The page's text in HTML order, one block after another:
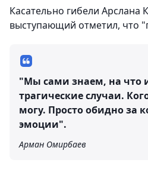
Касательно гибели Арслана
выступающий отметил, что
"Мы сами знаем, на что
трагические случаи.
могу. Просто обидно за
эмоции".
Арман Омирбаев